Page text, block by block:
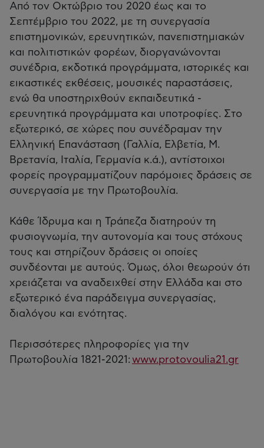
Από τον Οκτώβριο του 2020 έως και το
Σεπτέμβριο του 2022, με τη συνεργασία
επιστημονικών, ερευνητικών, πανεπιστημιακών
και πολιτιστικών φορέων, διοργανώνονται
συνέδρια, εκδοτικά προγράμματα, ιστορικές και
εικαστικές εκθέσεις, μουσικές παραστάσεις,
ενώ θα υποστηριχθούν εκπαιδευτικά -
ερευνητικά προγράμματα και υποτροφίες. Στο
εξωτερικό, σε χώρες που συνέδραμαν την
Ελληνική Επανάσταση (Γαλλία, Ελβετία, Μ.
Βρετανία, Ιταλία, Γερμανία κ.ά.), αντίστοιχοι
φορείς προγραμματίζουν παρόμοιες δράσεις σε
συνεργασία με την Πρωτοβουλία.​
Κάθε Ίδρυμα και η Τράπεζα διατηρούν τη
φυσιογνωμία, την αυτονομία και τους στόχους
τους και στηρίζουν δράσεις οι οποίες
συνδέονται με αυτούς. Όμως, όλοι θεωρούν ότι
χρειάζεται να αναδειχθεί στην Ελλάδα και στο
εξωτερικό ένα παράδειγμα συνεργασίας,
διαλόγου και ενότητας. ​
Περισσότερες πληροφορίες για την
Πρωτοβουλία 1821-2021: www.protovoulia21.gr​